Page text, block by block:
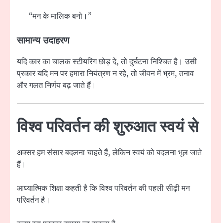
“मन के मालिक बनो।”
सामान्य उदाहरण
यदि कार का चालक स्टीयरिंग छोड़ दे, तो दुर्घटना निश्चित है। उसी
प्रकार यदि मन पर हमारा नियंत्रण न रहे, तो जीवन में भ्रम, तनाव
और गलत निर्णय बढ़ जाते हैं।
विश्व परिवर्तन की शुरुआत स्वयं से
अक्सर हम संसार बदलना चाहते हैं, लेकिन स्वयं को बदलना भूल जाते
हैं।
आध्यात्मिक शिक्षा कहती है कि विश्व परिवर्तन की पहली सीढ़ी मन
परिवर्तन है।